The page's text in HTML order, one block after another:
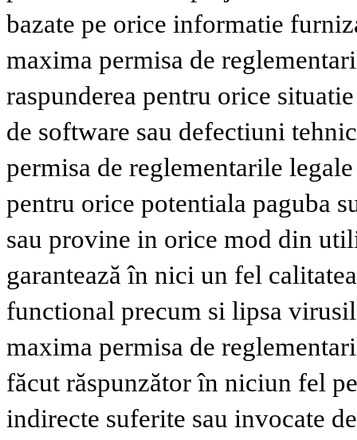
bazate pe orice informatie
maxima permisa de
raspunderea pentru orice
de software sau defectiuni
permisa de reglementarile
pentru orice potentiala paguba
sau provine in orice mod din
garantează în nici un fel
functional precum si lipsa
maxima permisa de
făcut răspunzător în niciun fel
indirecte suferite sau invocate